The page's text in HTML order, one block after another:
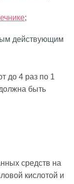
;
действующим
до 4 раз по 1
быть
средств на
кислотой и